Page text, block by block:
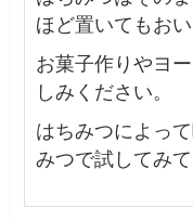
ほど置いてもお
お菓子作りやヨ
しみください。
はちみつによっ
みつで試してみて